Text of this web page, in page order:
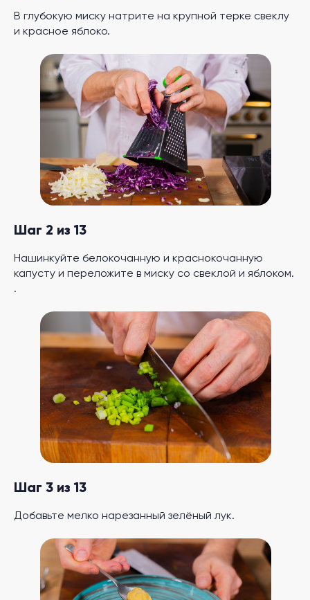
В глубокую миску натрите на крупной терке свеклу
и красное яблоко.
Шаг 2 из 13
Нашинкуйте белокочанную и краснокочанную
капусту и переложите в миску со свеклой и яблоком.
.
Шаг 3 из 13
Добавьте мелко нарезанный зелёный лук.